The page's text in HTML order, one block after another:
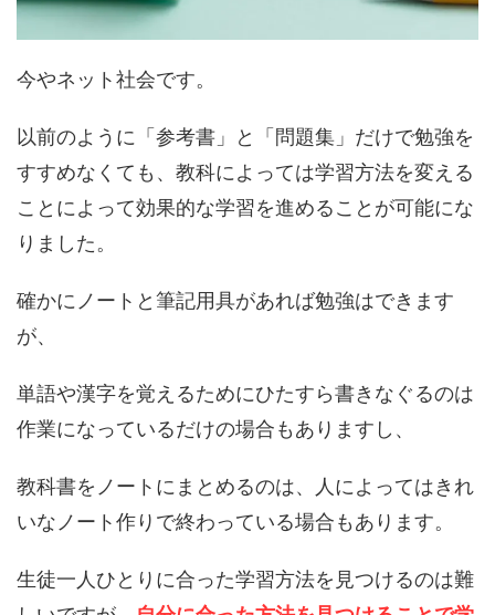
今やネット社会です。
以前のように「参考書」と「問題集」だけで勉強を
すすめなくても、教科によっては学習方法を変える
ことによって効果的な学習を進めることが可能にな
りました。
確かにノートと筆記用具があれば勉強はできます
が、
単語や漢字を覚えるためにひたすら書きなぐるのは
作業になっているだけの場合もありますし、
教科書をノートにまとめるのは、人によってはきれ
いなノート作りで終わっている場合もあります。
生徒一人ひとりに合った学習方法を見つけるのは難